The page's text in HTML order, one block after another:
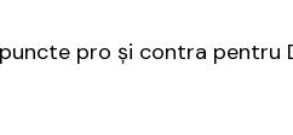
pro și contra pentru